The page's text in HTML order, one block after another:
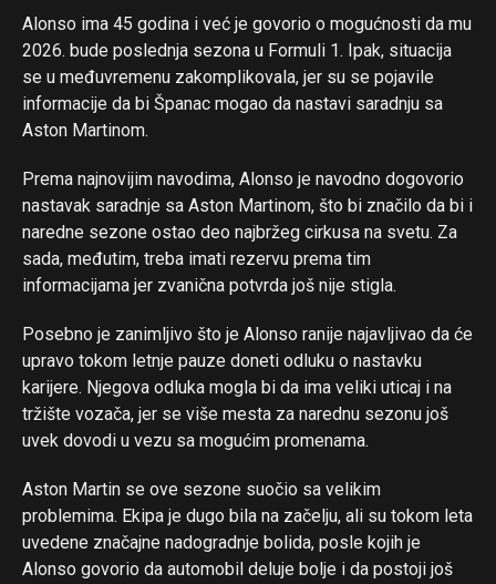
Alonso ima 45 godina i već je govorio o mogućnosti da mu
2026. bude poslednja sezona u Formuli 1. Ipak, situacija
se u međuvremenu zakomplikovala, jer su se pojavile
informacije da bi Španac mogao da nastavi saradnju sa
Aston Martinom.
Prema najnovijim navodima, Alonso je navodno dogovorio
nastavak saradnje sa Aston Martinom, što bi značilo da bi i
naredne sezone ostao deo najbržeg cirkusa na svetu. Za
sada, međutim, treba imati rezervu prema tim
informacijama jer zvanična potvrda još nije stigla.
Posebno je zanimljivo što je Alonso ranije najavljivao da će
upravo tokom letnje pauze doneti odluku o nastavku
karijere. Njegova odluka mogla bi da ima veliki uticaj i na
tržište vozača, jer se više mesta za narednu sezonu još
uvek dovodi u vezu sa mogućim promenama.
Aston Martin se ove sezone suočio sa velikim
problemima. Ekipa je dugo bila na začelju, ali su tokom leta
uvedene značajne nadogradnje bolida, posle kojih je
Alonso govorio da automobil deluje bolje i da postoji još